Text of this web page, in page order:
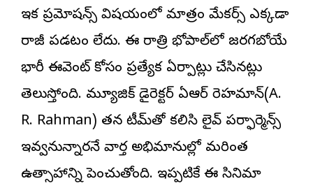
ఇక ప్రమోషన్స్ విషయంలో మాత్రం మేకర్స్ ఎక్కడా
రాజీ పడటం లేదు. ఈ రాత్రి భోపాల్‌లో జరగబోయే
భారీ ఈవెంట్ కోసం ప్రత్యేక ఏర్పాట్లు చేసినట్లు
తెలుస్తోంది. మ్యూజిక్ డైరెక్ట‌ర్ ఏఆర్ రెహమాన్(A.
R. Rahman) తన టీమ్‌తో కలిసి లైవ్ పర్ఫార్మెన్స్
ఇవ్వనున్నార‌నే వార్త అభిమానుల్లో మరింత
ఉత్సాహాన్ని పెంచుతోంది. ఇప్పటికే ఈ సినిమా